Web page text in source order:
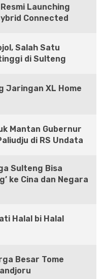
Launching
Connected
Salah Satu
di Sulteng
Jaringan XL Home
Mantan Gubernur
di RS Undata
Sulteng Bisa
ke Cina dan Negara
Besar Tome